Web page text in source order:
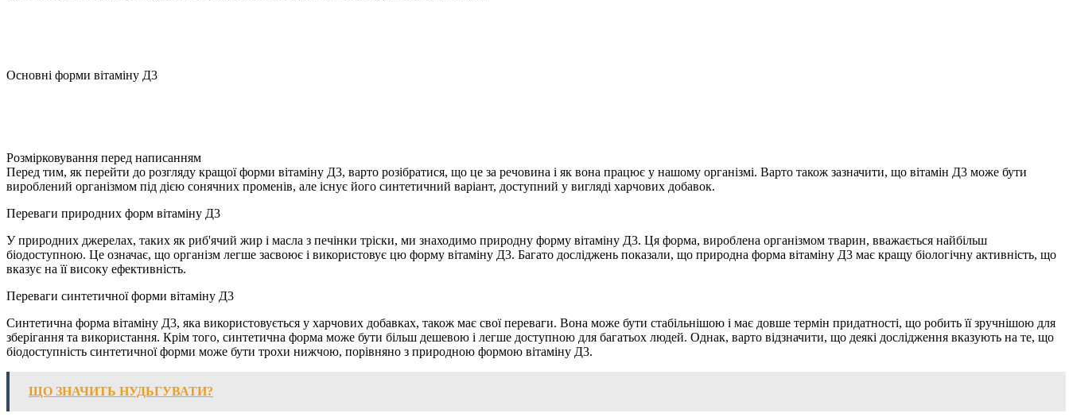
Основні форми вітаміну Д3
Розмірковування перед написанням
Перед тим, як перейти до розгляду кращої форми вітаміну Д3, варто розібратися, що це за речовина і як вона працює у нашому організмі. Варто також зазначити, що вітамін Д3 може бути
вироблений організмом під дією сонячних променів, але існує його синтетичний варіант, доступний у вигляді харчових добавок.
Переваги природних форм вітаміну Д3
У природних джерелах, таких як риб'ячий жир і масла з печінки тріски, ми знаходимо природну форму вітаміну Д3. Ця форма, вироблена організмом тварин, вважається найбільш
біодоступною. Це означає, що організм легше засвоює і використовує цю форму вітаміну Д3. Багато досліджень показали, що природна форма вітаміну Д3 має кращу біологічну активність, що
вказує на її високу ефективність.
Переваги синтетичної форми вітаміну Д3
Синтетична форма вітаміну Д3, яка використовується у харчових добавках, також має свої переваги. Вона може бути стабільнішою і має довше термін придатності, що робить її зручнішою для
зберігання та використання. Крім того, синтетична форма може бути більш дешевою і легше доступною для багатьох людей. Однак, варто відзначити, що деякі дослідження вказують на те, що
біодоступність синтетичної форми може бути трохи нижчою, порівняно з природною формою вітаміну Д3.
ЩО ЗНАЧИТЬ НУДЬГУВАТИ?